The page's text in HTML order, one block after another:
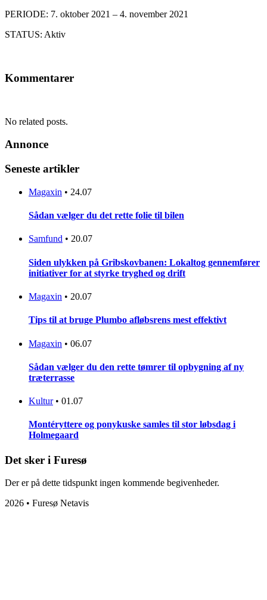
PERIODE: 7. oktober 2021 – 4. november 2021
STATUS: Aktiv
Kommentarer
No related posts.
Annonce
Seneste artikler
Magaxin • 24.07
Sådan vælger du det rette folie til bilen
Samfund • 20.07
Siden ulykken på Gribskovbanen: Lokaltog gennemfører
initiativer for at styrke tryghed og drift
Magaxin • 20.07
Tips til at bruge Plumbo afløbsrens mest effektivt
Magaxin • 06.07
Sådan vælger du den rette tømrer til opbygning af ny
træterrasse
Kultur • 01.07
Montéryttere og ponykuske samles til stor løbsdag i
Holmegaard
Det sker i Furesø
Der er på dette tidspunkt ingen kommende begivenheder.
2026 • Furesø Netavis